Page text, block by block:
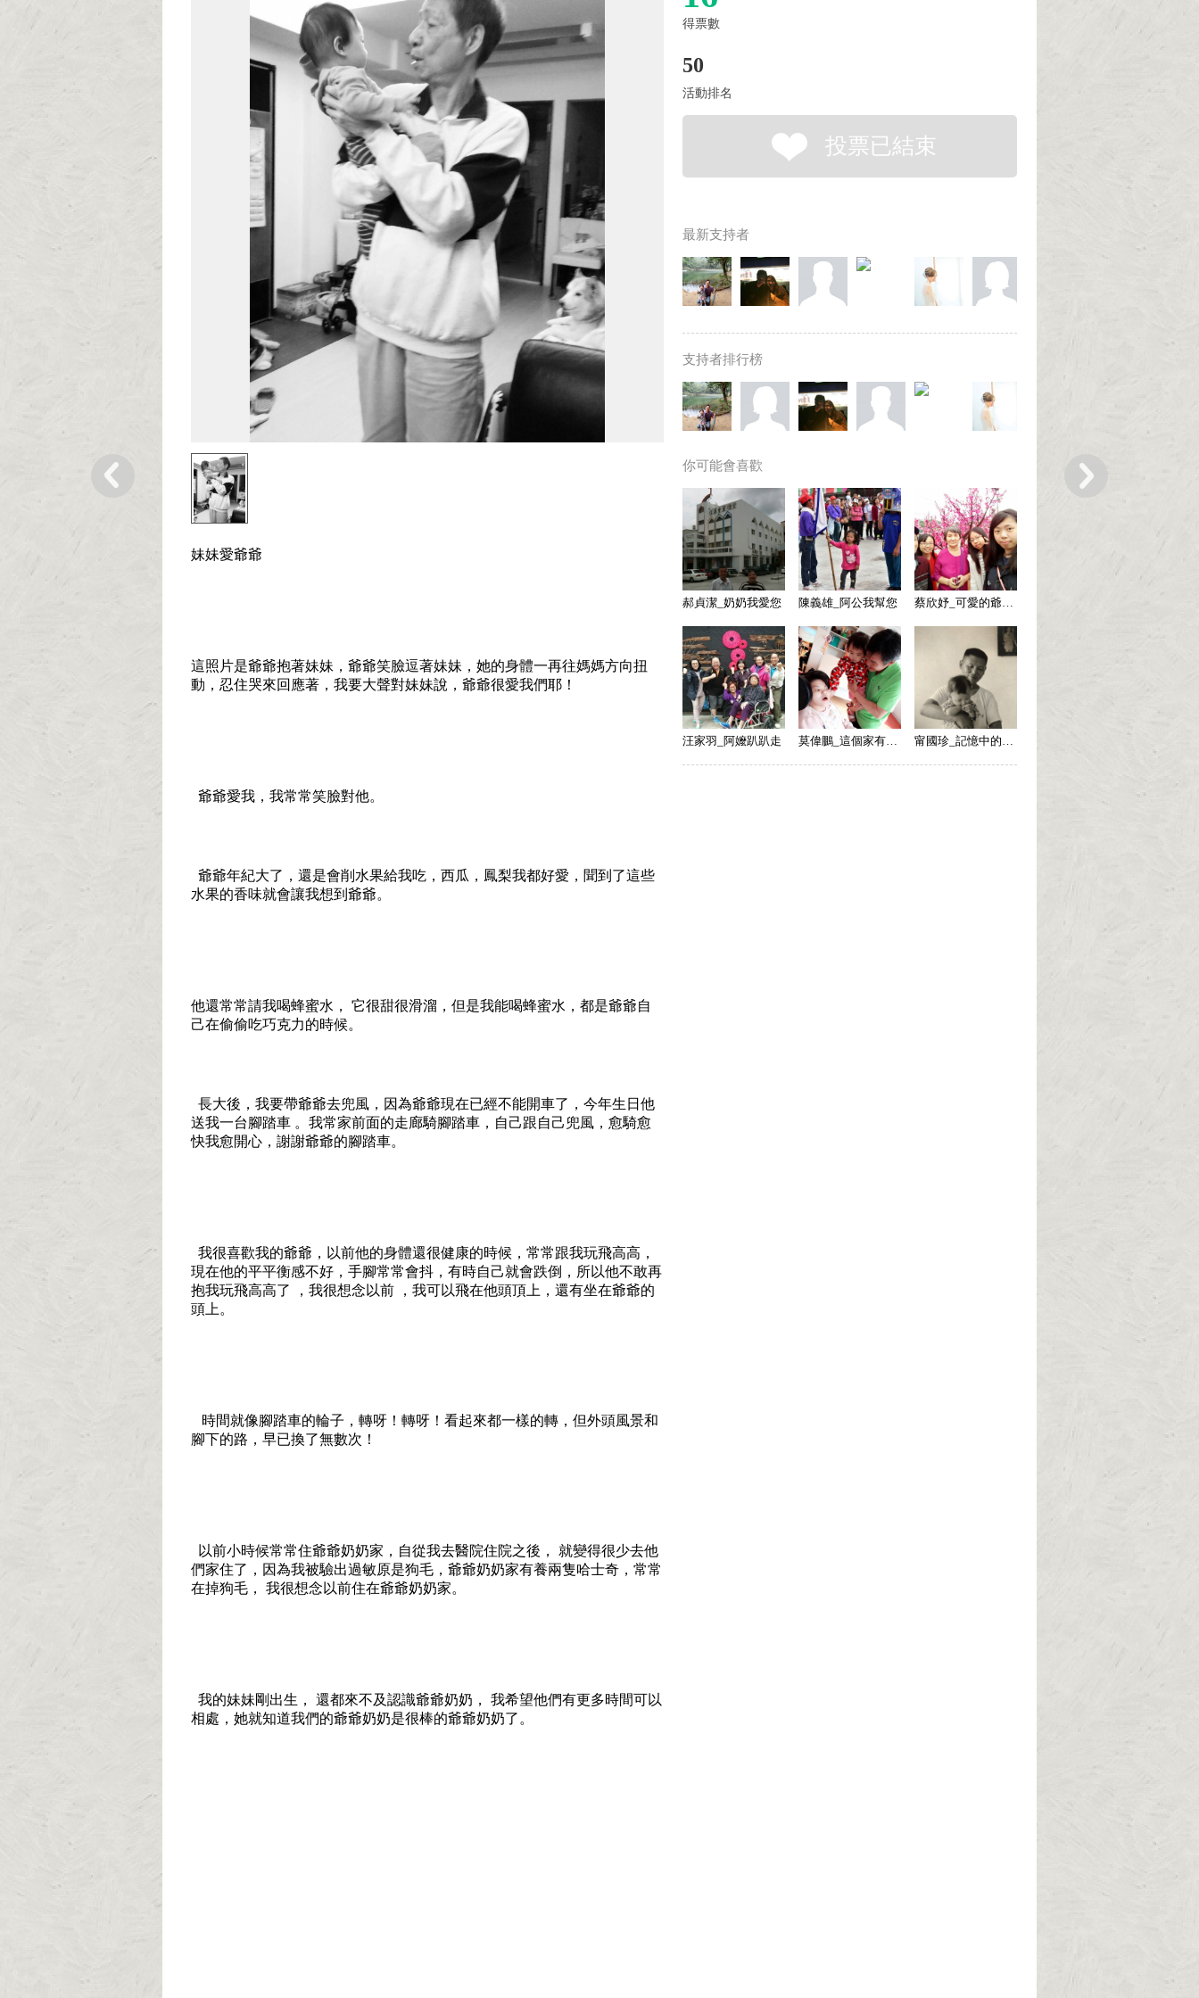
妹妹愛爺爺
這照片是爺爺抱著妹妹，爺爺笑臉逗著妹妹，她的身體一再往媽媽方向扭
動，忍住哭來回應著，我要大聲對妹妹說，爺爺很愛我們耶！
爺爺愛我，我常常笑臉對他。
爺爺年紀大了，還是會削水果給我吃，西瓜，鳳梨我都好愛，聞到了這些
水果的香味就會讓我想到爺爺。
他還常常請我喝蜂蜜水， 它很甜很滑溜，但是我能喝蜂蜜水，都是爺爺自
己在偷偷吃巧克力的時候。
長大後，我要帶爺爺去兜風，因為爺爺現在已經不能開車了，今年生日他
送我一台腳踏車 。我常家前面的走廊騎腳踏車，自己跟自己兜風，愈騎愈
快我愈開心，謝謝爺爺的腳踏車。
我很喜歡我的爺爺，以前他的身體還很健康的時候，常常跟我玩飛高高，
現在他的平平衡感不好，手腳常常會抖，有時自己就會跌倒，所以他不敢再
抱我玩飛高高了 ，我很想念以前 ，我可以飛在他頭頂上，還有坐在爺爺的
頭上。
時間就像腳踏車的輪子，轉呀！轉呀！看起來都一樣的轉，但外頭風景和
腳下的路，早已換了無數次！
以前小時候常常住爺爺奶奶家，自從我去醫院住院之後， 就變得很少去他
們家住了，因為我被驗出過敏原是狗毛，爺爺奶奶家有養兩隻哈士奇，常常
在掉狗毛， 我很想念以前住在爺爺奶奶家。
我的妹妹剛出生， 還都來不及認識爺爺奶奶， 我希望他們有更多時間可以
相處，她就知道我們的爺爺奶奶是很棒的爺爺奶奶了。
得票數
50
活動排名
投票已結束
最新支持者
支持者排行榜
你可能會喜歡
郝貞潔_奶奶我愛您 陳義雄_阿公我幫您 蔡欣妤_可愛的爺爺阿嬤
汪家羽_阿嬤趴趴走 莫偉鵬_這個家有樂芙（LOVE）真好！ 甯國珍_記憶中的爺爺